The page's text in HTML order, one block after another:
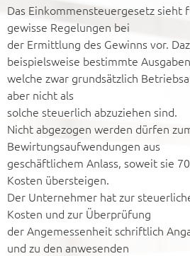
Das Einkommensteuergesetz sieht
gewisse Regelungen bei
der Ermittlung des Gewinns vor.
beispielsweise bestimmte
welche zwar grundsätzlich
aber nicht als
solche steuerlich abzuziehen sind.
Nicht abgezogen werden dürfen
Bewirtungsaufwendungen aus
geschäftlichem Anlass, soweit sie
Kosten übersteigen.
Der Unternehmer hat zur
Kosten und zur Überprüfung
der Angemessenheit schriftlich
und zu den anwesenden